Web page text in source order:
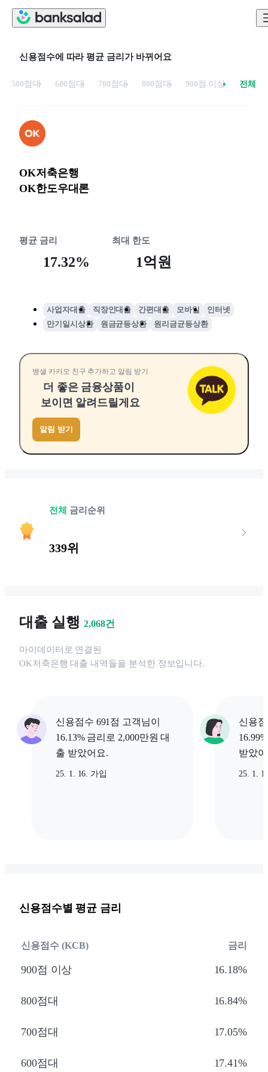
신용점수에 따라 평균 금리가 바뀌어요
500점대 600점대 700점대 800점대 900점 이상 전체
OK저축은행
OK한도우대론
평균 금리
17.32%
최대 한도
1억원
사업자대출 직장인대출 간편대출 모바일
인터넷
만기일시상환
원금균등상환 원리금균등상환
뱅샐 카카오 친구 추가하고 알림 받기
더 좋은 금융상품이
보이면 알려드릴게요
알림 받기
전체 금리순위
339위
대출 실행 2,068건
마이데이터로 연결된
OK저축은행 대출 내역들을 분석한 정보입니다.
신용점수 691점 고객님이
16.13% 금리로 2,000만원 대
출 받았어요.
25. 1. 16. 가입
신용
받았
25. 1.
신용점수별 평균 금리
신용점수 (KCB) 금리
900점 이상 16.18%
800점대 16.84%
700점대 17.05%
600점대 17.41%